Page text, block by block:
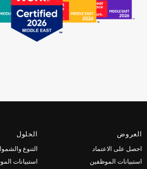
العروض
احصل على الاعتماد
استبيانات الموظفين
الحلول
التنوع
استبيانات